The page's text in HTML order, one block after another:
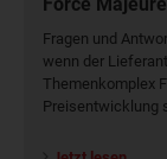
Fragen und
wenn der
Themenkomplex
Preisentwicklung